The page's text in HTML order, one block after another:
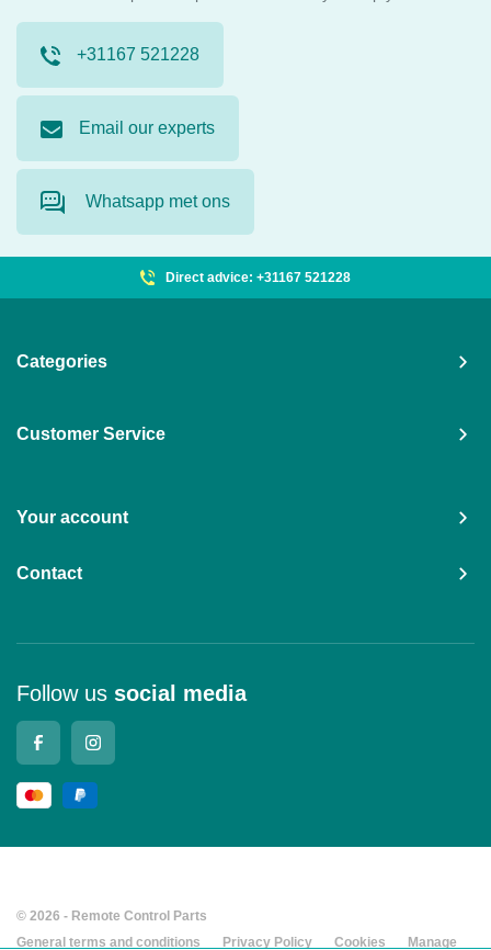
+31167 521228
Email our experts
Whatsapp met ons
Direct advice: +31167 521228
Categories
Customer Service
Your account
Contact
Follow us social media
© 2026 - Remote Control Parts
General terms and conditions
Privacy Policy Cookies Manage